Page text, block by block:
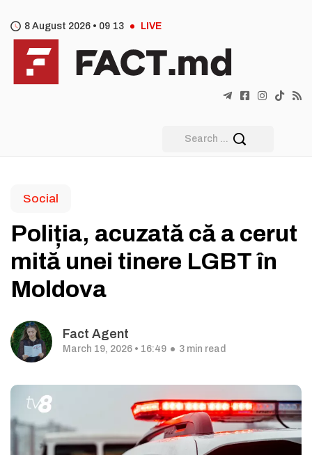
8 August 2026 • 09 13 LIVE
Social
Poliția, acuzată că a cerut
mită unei tinere LGBT în
Moldova
Fact Agent
March 19, 2026 • 16:49 3 min read